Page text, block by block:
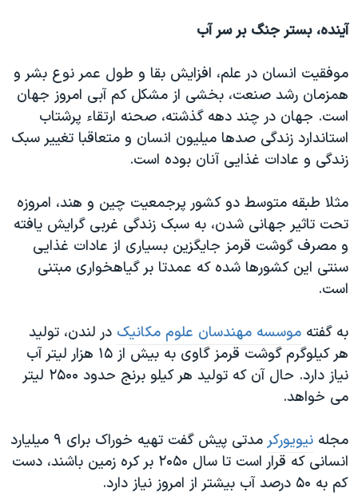
نرگس محمدی برنده جایزه نوبل صلح
همایش محافظه‌کاران آمریکا «سی‌پک»
صفحه‌های ویژه
سفر پرزیدنت ترامپ به چین
آینده، بستر جنگ بر سر آب
موفقیت انسان در علم، افزایش بقا و طول عمر نوع بشر و
همزمان رشد صنعت، بخشی از مشکل کم آبی امروز جهان
است. جهان در چند دهه گذشته، صحنه ارتقاء پرشتاب
استاندارد زندگی صدها میلیون انسان و متعاقبا تغییر سبک
زندگی و عادات غذایی آنان بوده است.
مثلا طبقه متوسط دو کشور پرجمعیت چین و هند، امروزه
تحت تاثیر جهانی شدن، به سبک زندگی غربی گرایش یافته
و مصرف گوشت قرمز جایگزین بسیاری از عادات غذایی
سنتی این کشورها شده که عمدتا بر گیاهخواری مبتنی
است.
به گفته موسسه مهندسان علوم مکانیک در لندن، تولید
هر کیلوگرم گوشت قرمز گاوی به بیش از ۱۵ هزار لیتر آب
نیاز دارد. حال آن که تولید هر کیلو برنج حدود ۲۵۰۰ لیتر
می خواهد.
مجله نیویورکر
مدتی پیش گفت تهیه خوراک برای ۹ میلیارد
انسانی که قرار است تا سال ۲۰۵۰ بر کره زمین باشند، دست
کم به ۵۰ درصد آب بیشتر از امروز نیاز دارد.